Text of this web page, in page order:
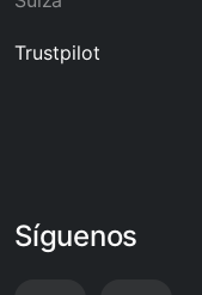
Trustpilot
Síguenos